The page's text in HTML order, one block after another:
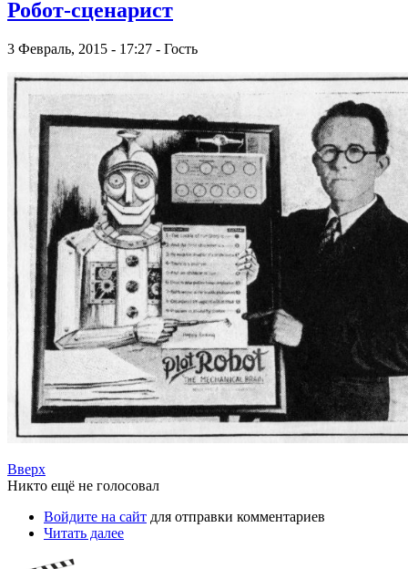
Робот-сценарист
3 Февраль, 2015 - 17:27 - Гость
Вверх
Никто ещё не голосовал
Войдите на сайт для отправки комментариев
Читать далее